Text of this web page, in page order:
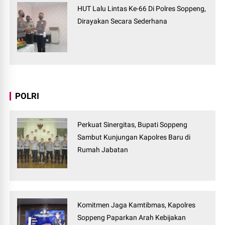
HUT Lalu Lintas Ke-66 Di Polres Soppeng,
Dirayakan Secara Sederhana
POLRI
Perkuat Sinergitas, Bupati Soppeng
Sambut Kunjungan Kapolres Baru di
Rumah Jabatan
Komitmen Jaga Kamtibmas, Kapolres
Soppeng Paparkan Arah Kebijakan